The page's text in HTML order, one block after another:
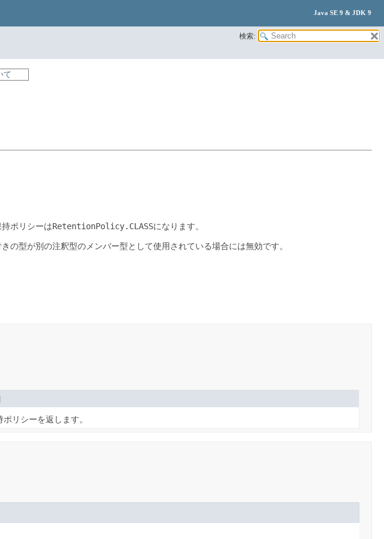
Java SE 9 & JDK 9
検索:
て
ポリシーはRetentionPolicy.CLASSになります。
きの型が別の注釈型のメンバー型として使用されている場合には無効です。
ポリシーを返します。